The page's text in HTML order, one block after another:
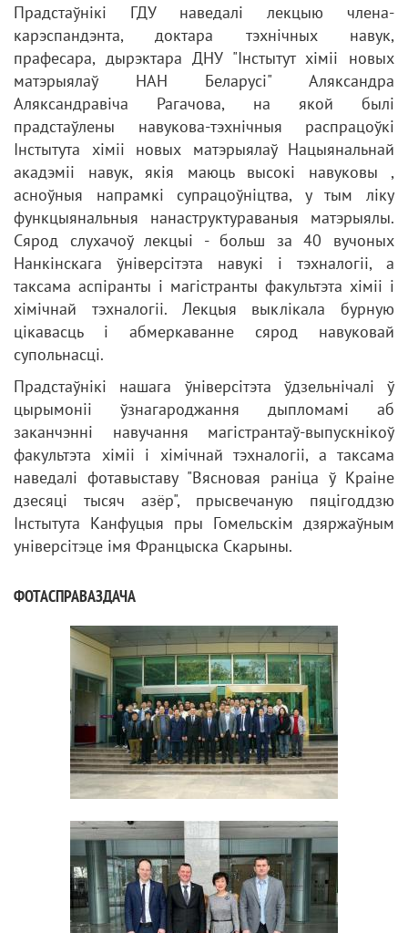
Прадстаўнікі ГДУ наведалі лекцыю члена-
карэспандэнта, доктара тэхнічных навук,
прафесара, дырэктара ДНУ "Інстытут хіміі новых
матэрыялаў НАН Беларусі" Аляксандра
Аляксандравіча Рагачова, на якой былі
прадстаўлены навукова-тэхнічныя распрацоўкі
Інстытута хіміі новых матэрыялаў Нацыянальнай
акадэміі навук, якія маюць высокі навуковы ,
асноўныя напрамкі супрацоўніцтва, у тым ліку
функцыянальныя нанаструктураваныя матэрыялы.
Сярод слухачоў лекцыі - больш за 40 вучоных
Нанкінскага ўніверсітэта навукі і тэхналогіі, а
таксама аспіранты і магістранты факультэта хіміі і
хімічнай тэхналогіі. Лекцыя выклікала бурную
цікавасць і абмеркаванне сярод навуковай
супольнасці.
Прадстаўнікі нашага ўніверсітэта ўдзельнічалі ў
цырымоніі ўзнагароджання дыпломамі аб
заканчэнні навучання магістрантаў-выпускнікоў
факультэта хіміі і хімічнай тэхналогіі, а таксама
наведалі фотавыставу "Вясновая раніца ў Краіне
дзесяці тысяч азёр", прысвечаную пяцігоддзю
Інстытута Канфуцыя пры Гомельскім дзяржаўным
універсітэце імя Францыска Скарыны.
ФОТАСПРАВАЗДАЧА